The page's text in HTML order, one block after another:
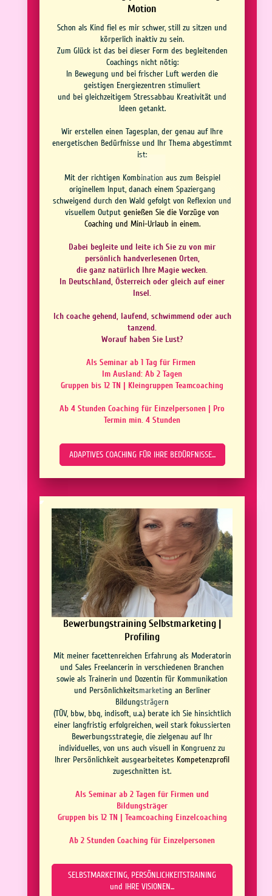
Motion
Schon als Kind fiel es mir schwer, still zu sitzen und
körperlich inaktiv zu sein.
Zum Glück ist das bei dieser Form des begleitenden
Coachings nicht nötig:
In Bewegung und bei frischer Luft werden die
geistigen Energiezentren stimuliert
und bei gleichzeitigem Stressabbau Kreativität und
Ideen getankt.
Wir erstellen einen Tagesplan, der genau auf Ihre
energetischen Bedürfnisse und Ihr Thema abgestimmt
ist:
Mit der richtigen Kombination aus zum Beispiel
originellem Input, danach einem Spaziergang
schweigend durch den Wald gefolgt von Reflexion und
visuellem Output genießen Sie die Vorzüge von
Coaching und Mini-Urlaub in einem.
Dabei begleite und leite ich Sie zu von mir
persönlich handverlesenen Orten,
die ganz natürlich Ihre Magie wecken.
In Deutschland, Österreich oder gleich auf einer
Insel.
Ich coache gehend, laufend, schwimmend oder auch
tanzend.
Worauf haben Sie Lust?
Als Seminar ab 1 Tag für Firmen
Im Ausland: Ab 2 Tagen
Gruppen bis 12 TN | Kleingruppen Teamcoaching
Ab 4 Stunden Coaching für Einzelpersonen | Pro
Termin min. 4 Stunden
ADAPTIVES COACHING FÜR IHRE BEDÜRFNISSE...
Bewerbungstraining Selbstmarketing |
Profiling
Mit meiner facettenreichen Erfahrung als Moderatorin
und Sales Freelancerin in verschiedenen Branchen
sowie als Trainerin und Dozentin für Kommunikation
und Persönlichkeitsmarketing an Berliner
Bildungsträgern
(TÜV, bbw, bbq, indisoft, u.a.) berate ich Sie hinsichtlich
einer langfristig erfolgreichen, weil stark fokussierten
Bewerbungsstrategie, die zielgenau auf Ihr
individuelles, von uns auch visuell in Kongruenz zu
Ihrer Persönlichkeit ausgearbeitetes Kompetenzprofil
zugeschnitten ist.
Als Seminar ab 2 Tagen für Firmen und
Bildungsträger
Gruppen bis 12 TN | Teamcoaching Einzelcoaching
Ab 2 Stunden Coaching für Einzelpersonen
SELBSTMARKETING, PERSÖNLICHKEITSTRAINING
und IHRE VISIONEN...